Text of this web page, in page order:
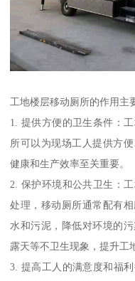
工地楼层移动厕所的作用主
1. 提供方便的卫生条件：
所可以为现场工人提供方
健康和生产效率至关重要。
2. 保护环境和公共卫生：
处理，移动厕所通常配有
水和污泥，降低对环境的
露天等不卫生现象，提升工
3. 提高工人的满意度和福